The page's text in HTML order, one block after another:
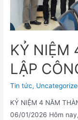
KỶ NIỆM
LẬP
Tin tức,
KỶ NIỆM 4 NĂM
06/01/2026 Hôm